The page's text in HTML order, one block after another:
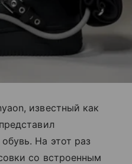
известный как
На этот раз
со встроенным